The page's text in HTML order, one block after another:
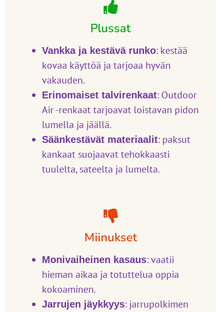
Plussat
Vankka ja kestävä runko: kestää
kovaa käyttöä ja tarjoaa hyvän
vakauden.
Erinomaiset talvirenkaat: Outdoor
Air -renkaat tarjoavat loistavan pidon
lumella ja jäällä.
Säänkestävät materiaalit: paksut
kankaat suojaavat tehokkaasti
tuulelta, sateelta ja lumelta.
Miinukset
Monivaiheinen kasaus: vaatii
hieman aikaa ja totuttelua oppia
kokoaminen.
Jarrujen jäykkyys: jarrupolkimen